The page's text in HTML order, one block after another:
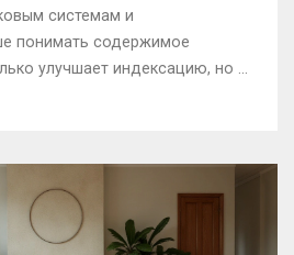
системам и
понимать содержимое
улучшает индексацию, но и